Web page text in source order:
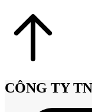
CÔNG TY